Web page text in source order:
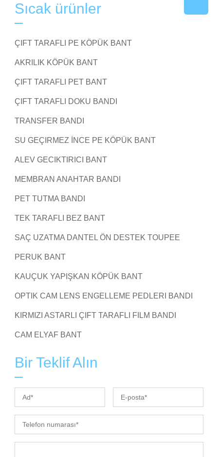
Sıcak ürünler
ÇIFT TARAFLI PE KÖPÜK BANT
AKRILIK KÖPÜK BANT
ÇIFT TARAFLI PET BANT
ÇIFT TARAFLI DOKU BANDI
TRANSFER BANDI
SU GEÇIRMEZ İNCE PE KÖPÜK BANT
ALEV GECIKTIRICI BANT
MEMBRAN ANAHTAR BANDI
PET TUTMA BANDI
TEK TARAFLI BEZ BANT
SAÇ UZATMA DANTEL ÖN DESTEK TOUPEE
PERUK BANT
KAUÇUK YAPIŞKAN KÖPÜK BANT
OPTIK CAM LENS ENGELLEME PEDLERI BANDI
KIRMIZI ASTARLI ÇIFT TARAFLI FILM BANDI
CAM ELYAF BANT
Bir Teklif Alın